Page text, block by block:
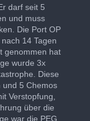
darf seit 5
und muss
Die Port OP
14 Tagen
genommen hat
wurde 3x
Diese
und 5 Chemos
Verstopfung,
über die
war die PEG